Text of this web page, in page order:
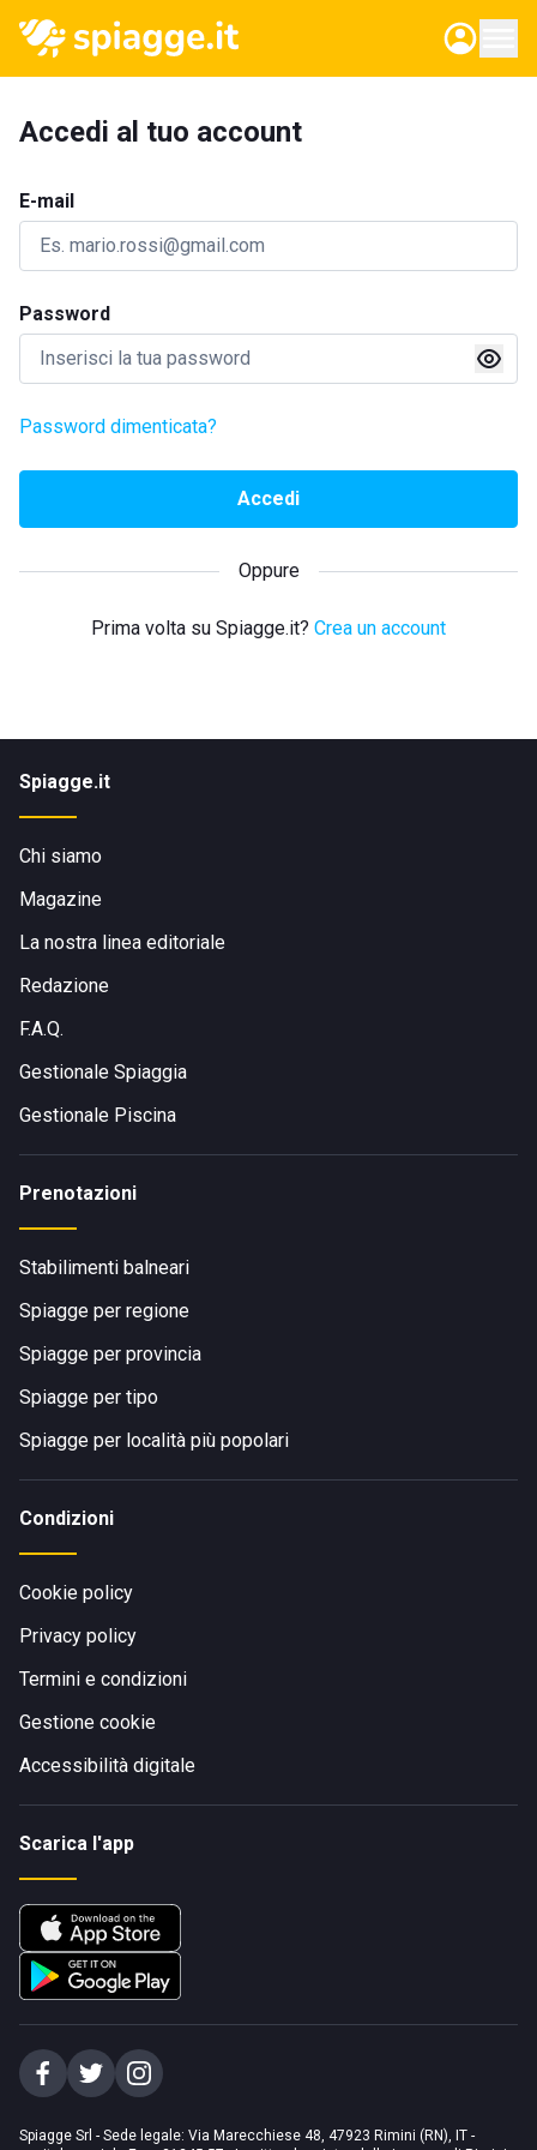
Accedi al tuo account
E-mail
Password
Password dimenticata?
Accedi
Oppure
Prima volta su Spiagge.it? Crea un account
Spiagge.it
Chi siamo
Magazine
La nostra linea editoriale
Redazione
F.A.Q.
Gestionale Spiaggia
Gestionale Piscina
Prenotazioni
Stabilimenti balneari
Spiagge per regione
Spiagge per provincia
Spiagge per tipo
Spiagge per località più popolari
Condizioni
Cookie policy
Privacy policy
Termini e condizioni
Gestione cookie
Accessibilità digitale
Scarica l'app
Spiagge Srl - Sede legale: Via Marecchiese 48, 47923 Rimini (RN), IT -